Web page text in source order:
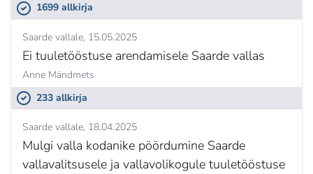
1699 allkirja
Saarde vallale 15.05.2025
Ei tuuletööstuse arendamisele Saarde vallas
Anne Mändmets
233 allkirja
Saarde vallale 18.04.2025
Mulgi valla kodanike pöördumine Saarde
vallavalitsusele ja vallavolikogule tuuletööstuse